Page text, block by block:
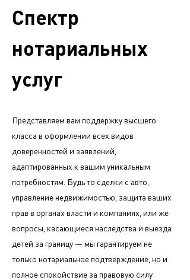
Спектр
нотариальных
услуг
Представляем вам поддержку высшего
класса в оформлении всех видов
доверенностей и заявлений,
адаптированных к вашим уникальным
потребностям. Будь то сделки с авто,
управление недвижимостью, защита ваших
прав в органах власти и компаниях, или же
вопросы, касающиеся наследства и выезда
детей за границу — мы гарантируем не
только нотариальное подтверждение, но и
полное спокойствие за правовую силу